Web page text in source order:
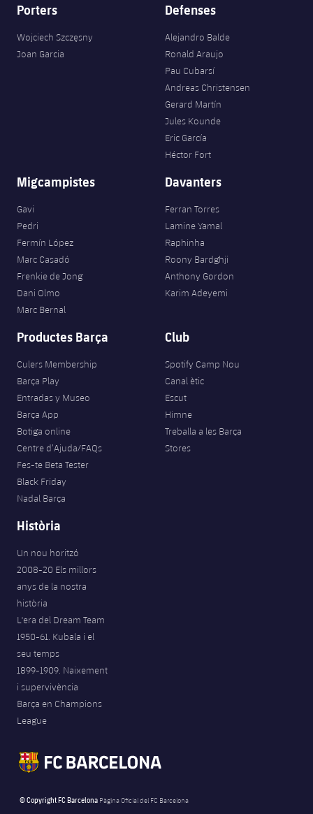
Porters
Wojciech Szczęsny
Joan Garcia
Defenses
Alejandro Balde
Ronald Araujo
Pau Cubarsí
Andreas Christensen
Gerard Martín
Jules Kounde
Eric García
Héctor Fort
Migcampistes
Gavi
Pedri
Fermín López
Marc Casadó
Frenkie de Jong
Dani Olmo
Marc Bernal
Davanters
Ferran Torres
Lamine Yamal
Raphinha
Roony Bardghji
Anthony Gordon
Karim Adeyemi
Productes Barça
Culers Membership
Barça Play
Entradas y Museo
Barça App
Botiga online
Centre d’Ajuda/FAQs
Fes-te Beta Tester
Black Friday
Nadal Barça
Club
Spotify Camp Nou
Canal ètic
Escut
Himne
Treballa a les Barça
Stores
Història
Un nou horitzó
2008-20 Els millors
anys de la nostra
història
L'era del Dream Team
1950-61. Kubala i el
seu temps
1899-1909. Naixement
i supervivència
Barça en Champions
League
© Copyright FC Barcelona Pàgina Oficial del FC Barcelona